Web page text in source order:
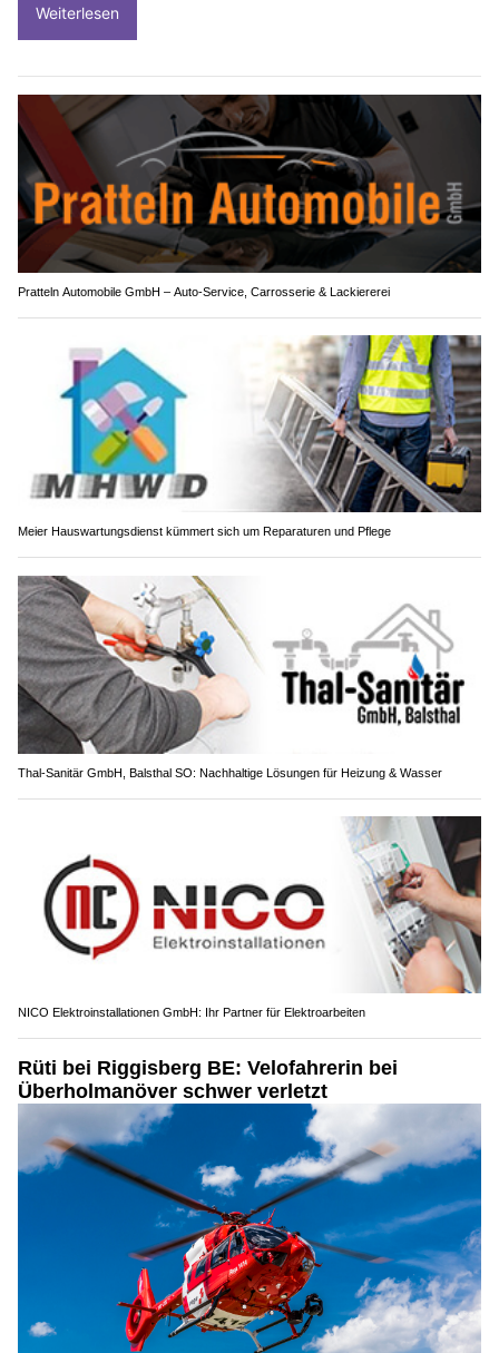
Weiterlesen
Pratteln Automobile GmbH – Auto-Service, Carrosserie & Lackiererei
Meier Hauswartungsdienst kümmert sich um Reparaturen und Pflege
Thal-Sanitär GmbH, Balsthal SO: Nachhaltige Lösungen für Heizung & Wasser
NICO Elektroinstallationen GmbH: Ihr Partner für Elektroarbeiten
Rüti bei Riggisberg BE: Velofahrerin bei
Überholmanöver schwer verletzt